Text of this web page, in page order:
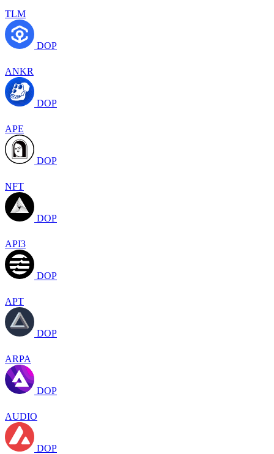
TLM
DOP
ANKR
DOP
APE
DOP
NFT
DOP
API3
DOP
APT
DOP
ARPA
DOP
AUDIO
DOP